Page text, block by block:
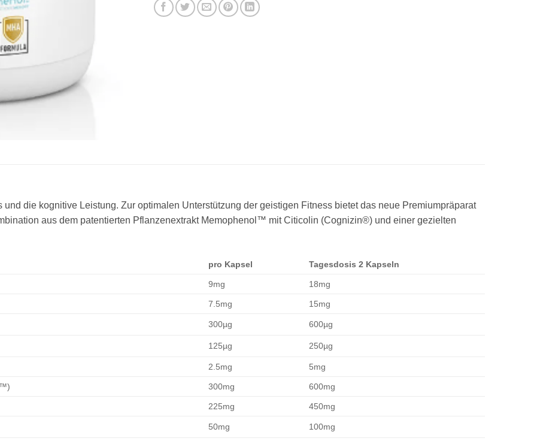
die kognitive Leistung. Zur optimalen Unterstützung der geistigen Fitness bietet das neue Premiumpräparat
aus dem patentierten Pflanzenextrakt Memophenol™ mit Citicolin (Cognizin®) und einer gezielten
pro Kapsel Tagesdosis 2 Kapseln
9mg 18mg
7.5mg 15mg
300µg 600µg
125µg 250µg
2.5mg 5mg
300mg 600mg
225mg 450mg
50mg 100mg